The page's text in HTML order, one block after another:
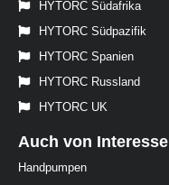
HYTORC Südafrika
HYTORC Südpazifik
HYTORC Spanien
HYTORC Russland
HYTORC UK
Auch von Interesse
Handpumpen